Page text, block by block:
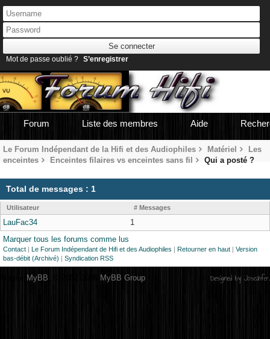
Mot de passe oublié ? S’enregistrer
Forum Liste des membres Aide
Le Forum Indépendant de la Hifi et des Audiophiles Matériel
Les
enceintes
Enceintes filaires vs enceintes sans fil Qui a posté ?
Total de messages : 1
Utilisateur # Messages
LauFac34
1
Marquer tous les forums comme lus
Contact | Le Forum Indépendant de Hifi et des Audiophiles | Retourner en haut | Version
bas-débit (Archivé) | Syndication RSS
Designed by Joseahfer.
MyBB MyBB Group